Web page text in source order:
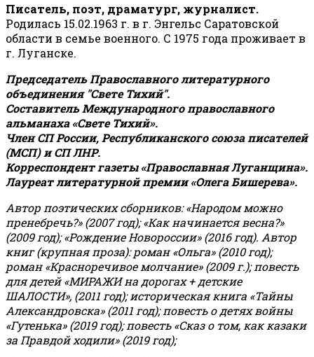
Писатель, поэт, драматург, журналист.
Родилась 15.02.1963 г. в г. Энгельс Саратовской
области в семье военного. С 1975 года проживает в
г. Луганске.
Председатель Православного литературного
объединения "Свете Тихий".
Составитель Международного православного
альманаха «Свете Тихий».
Член СП России, Республиканского союза писателей
(МСП) и СП ЛНР.
Корреспондент газеты «Православная Луганщина».
Лауреат литературной премии «Олега Бишерева».
Автор поэтических сборников: «Народом можно
пренебречь?» (2007 год); «Как начинается весна?»
(2009 год); «Рождение Новороссии» (2016 год). Автор
книг (крупная проза): роман «Ольга» (2010 год);
роман «Красноречивое молчание» (2009 г.); повесть
для детей «МИРАЖИ на дорогах + детские
ШАЛОСТИ», (2011 год); историческая книга «Тайны
Александровска» (2011 год); повесть о детях войны
«Гутенька» (2019 год); повесть «Сказ о том, как казаки
за Правдой ходили» (2019 год);